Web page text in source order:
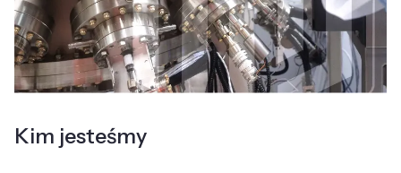
Kim jesteśmy